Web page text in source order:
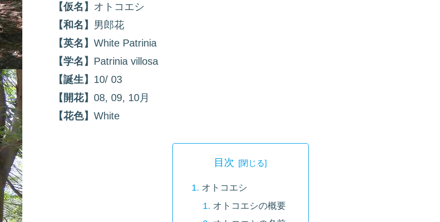
【仮名】 オトコエシ
【和名】 男郎花
【英名】 White Patrinia
【学名】 Patrinia villosa
【誕生】 10/ 03
【開花】 08, 09, 10月
【花色】 White
目次
オトコエシ
オトコエシの概要